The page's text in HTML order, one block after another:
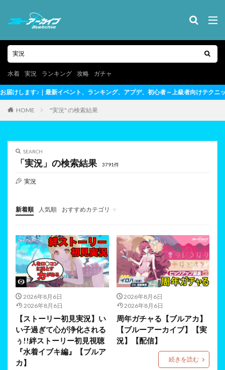
水着 実況 ランキング 攻略 ガチャ
グ、アプデ、初心者～上級者向けテクニックまで完全網羅
HOME "実況" の検索結果
SEARCH
「実況」の検索結果 3791件
実況
新着順 人気順
おすすめカテゴリ
最新情報・攻略テクニックまとめ
ガチ勢のライブ実況
2026年8月6日
2026年8月6日
【ストーリー初見実況】い
い子過ぎて心が浄化される
ぅ!!絆ストーリー初見視聴
『水着イブキ編』【ブルア
カ】
2026年8月6日
2026年8月6日
周年ガチャる【ブルアカ】
【ブルーアーカイブ】【実
況】【配信】
続きを読む